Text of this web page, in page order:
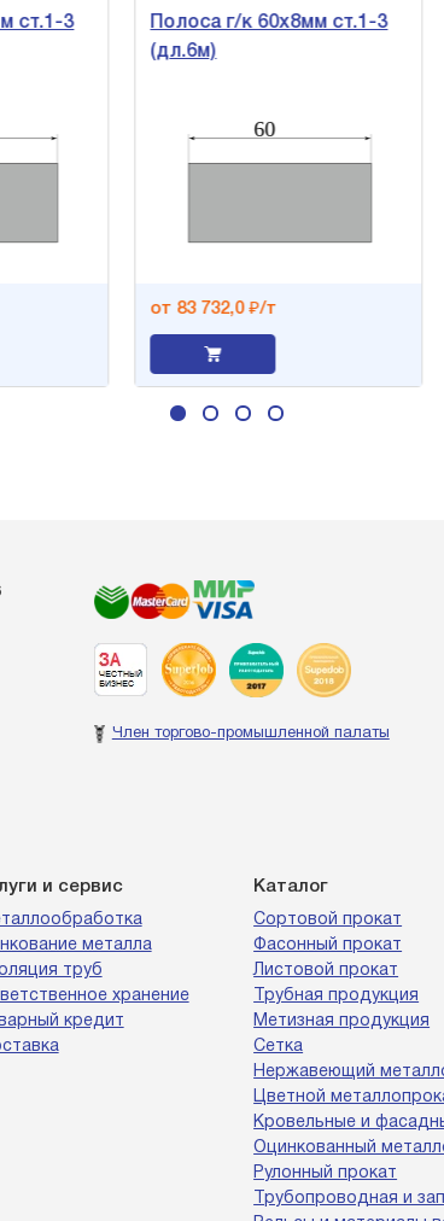
3
Полоса г/к 60х8мм ст.1-3
(дл.6м)
от 83 732,0 ₽/т
и сервис
металла
труб
хранение
кредит
Каталог
Сортовой прокат
Фасонный прокат
Листовой прокат
Трубная продукция
Метизная продукция
Сетка
Нержавеющий
Цветной
Кровельные и
Оцинкованный
Рулонный прокат
Трубопроводная и
Член торгово-промышленной палаты